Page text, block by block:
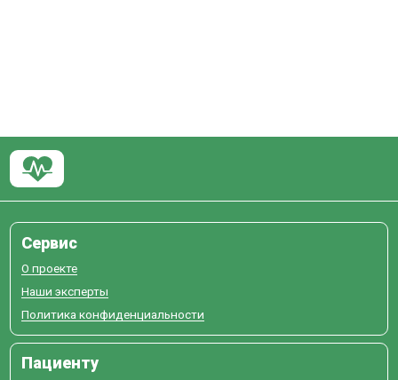
Сервис
О проекте
Наши эксперты
Политика конфиденциальности
Пациенту